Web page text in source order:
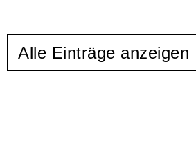
Alle Einträge anzeigen